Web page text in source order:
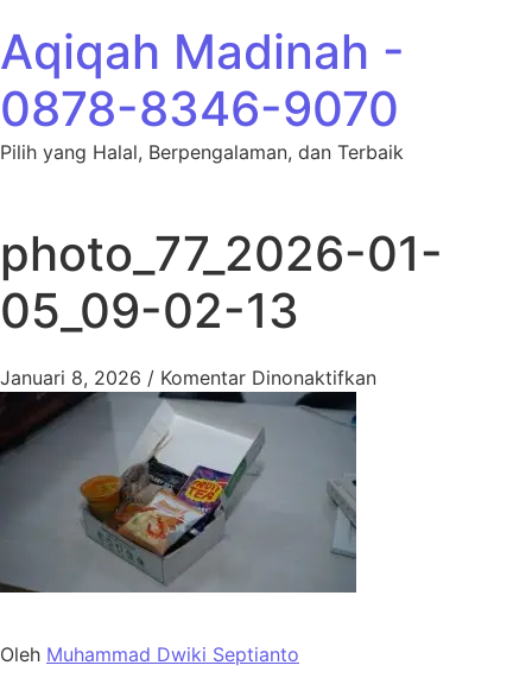
Aqiqah Madinah -
0878-8346-9070
Pilih yang Halal, Berpengalaman, dan Terbaik
photo_77_2026-01-
05_09-02-13
Januari 8, 2026 / Komentar Dinonaktifkanpada
Oleh Muhammad Dwiki Septianto